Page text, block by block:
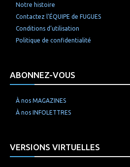
Notre histoire
Contactez l’ÉQUIPE de FUGUES
Conditions d’utilisation
Politique de confidentialité
ABONNEZ-VOUS
À nos MAGAZINES
À nos INFOLETTRES
VERSIONS VIRTUELLES